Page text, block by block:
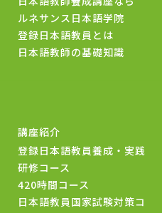
ルネサンス日本語学院
登録日本語教員とは
日本語教師の基礎知識
講座紹介
登録日本語教員養成・実践
研修コース
420時間コース
日本語教員国家試験対策コ